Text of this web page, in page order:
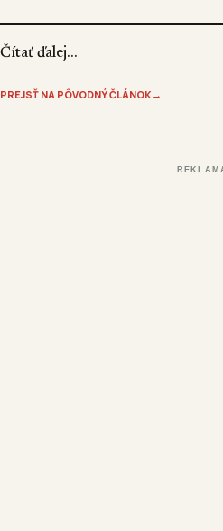
Čítať ďalej...
PREJSŤ NA PÔVODNÝ ČLÁNOK →